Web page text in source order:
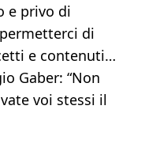
e privo di
di
e contenuti…
Gaber: “Non
voi stessi il